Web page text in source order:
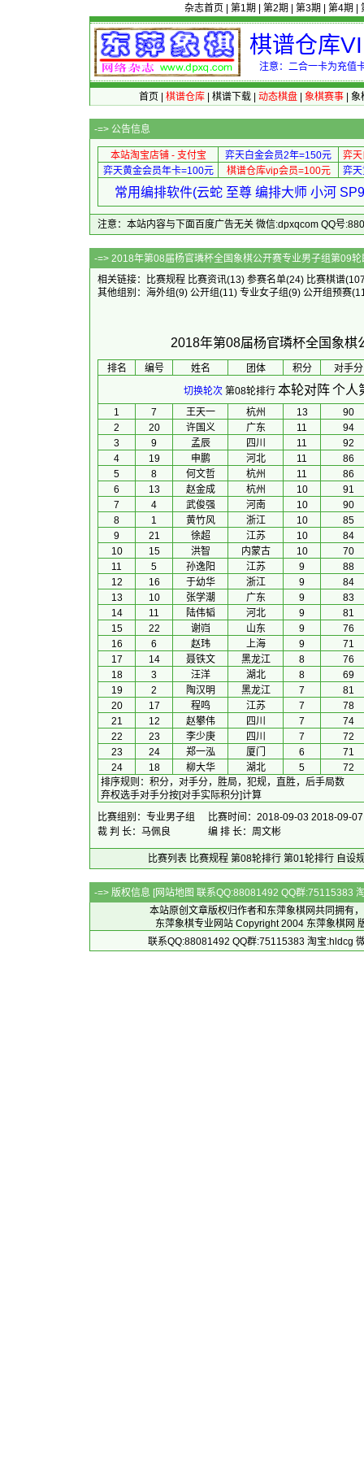
杂志首页 第1期 第2期 第3期 第4期
棋谱仓库
注意：二合一卡为充值
首页 棋谱仓库| 棋谱下载| 动态棋盘| 象棋赛事| 象
-=> 公告信息
本站淘宝店铺 - 支付宝 弈天白金会员2年=150元
弈
弈天黄金会员年卡=100元
棋谱仓库vip会员=100元 弈
常用编排软件(云蛇 至尊 编排大师 小河
注意：本站内容与下面百度广告无关 微信:dpxqcom QQ号
-=> 2018年第08届杨官璘杯全国象棋
相关链接：
比赛规程 比赛资讯(13) 参赛名单(24) 比赛棋谱
其他组别： 海外组(9) 公开组(11) 专业女子组(9) 公开组预赛
2018年第08届杨官璘杯全国象
排名 编号 姓名 团体 积分
对手分
切换轮次 第08轮排行 本轮对阵个人
1 7 王天一 杭州 13
90
2
20 许国义 广东 11
94
3
9 孟辰 四川 11
92
4
19 申鹏 河北 11
86
5
8 何文哲 杭州 11
86
6
13 赵金成 杭州 10
91
7
4 武俊强 河南 10
90
8
1 黄竹风 浙江 10
85
9
21 徐超 江苏 10
84
10
15 洪智 内蒙古 10
70
11
5 孙逸阳 江苏 9
88
12
16 于幼华 浙江 9
84
13
10 张学潮 广东 9
83
14
11 陆伟韬 河北 9
81
15
22 谢岿 山东 9
76
16
6 赵玮 上海 9
71
17
14 聂铁文 黑龙江 8
76
18
3 汪洋 湖北 8
69
19
2 陶汉明 黑龙江 7
81
20
17 程鸣 江苏 7
78
21
12 赵攀伟 四川 7
74
22
23 李少庚 四川 7
72
23
24 郑一泓 厦门 6
71
24
18 柳大华 湖北 5
72
排序规则 ： 积分，对手分，胜局，犯规，直胜，后手局数
弃权选手对手分按[对手实际积分]计算
比赛组别：专业男子组
比赛时间：2018-09-03 2018-09-07
裁 判 长：马佩良
编 排 长：周文彬
比赛列表 比赛规程 第08轮排行 第01轮排行 自设
-=> 版权信息 [网站地图 联系QQ:88081492 QQ群:75115383
本站原创文章版权归作者和 东萍象棋网共同拥有
东萍象棋专业网站 Copyright 2004 东萍象棋网
联系QQ:88081492 QQ群:75115383 淘宝:hldcg